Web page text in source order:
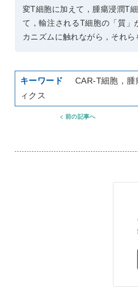
変T細胞に加えて，腫瘍浸潤T
て，輸注されるT細胞の「質」
カニズムに触れながら，それ
CAR-T細胞，
ィクス
前の記事へ